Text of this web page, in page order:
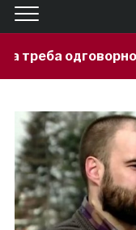
ги искористи